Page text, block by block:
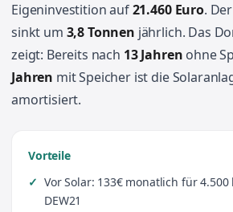
Eigeninvestition auf21.460 Euro. Der
sinkt um 3,8 Tonnen jährlich. Das
zeigt: Bereits nach 13 Jahren ohne
Jahren mit Speicher ist die
amortisiert.
Vorteile
Vor Solar: 133€ monatlich für 4.500
DEW21